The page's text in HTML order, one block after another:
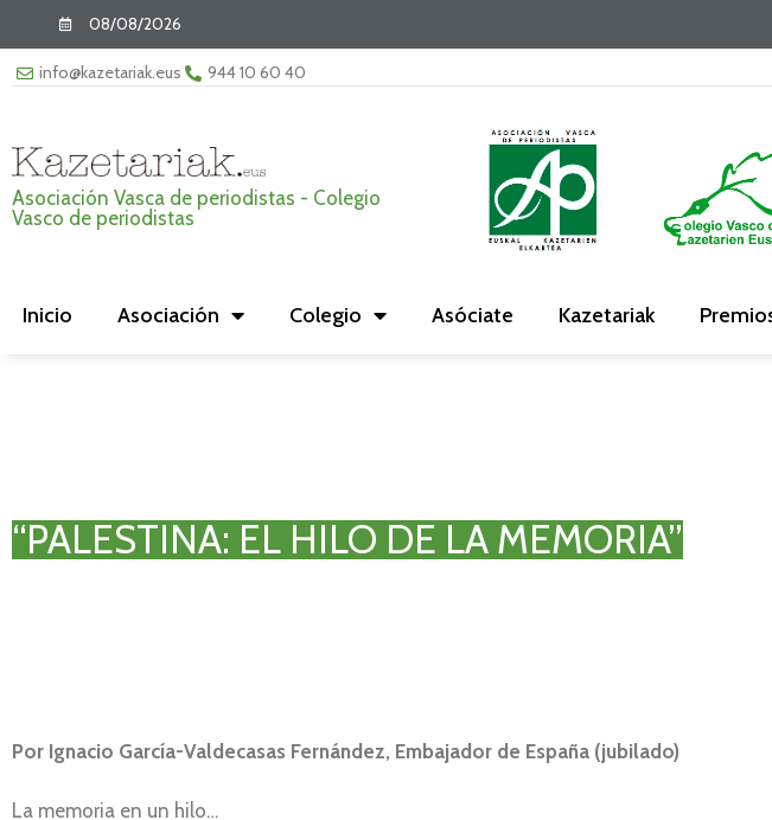
08/08/2026
info@kazetariak.eus 944 10 60 40
Asociación Vasca de periodistas - Colegio
Vasco de periodistas
Inicio Asociación Colegio Asóciate Kazetariak
“PALESTINA: EL HILO DE LA MEMORIA”
Por Ignacio García-Valdecasas Fernández, Embajador de España (jubilado)
La memoria en un hilo…